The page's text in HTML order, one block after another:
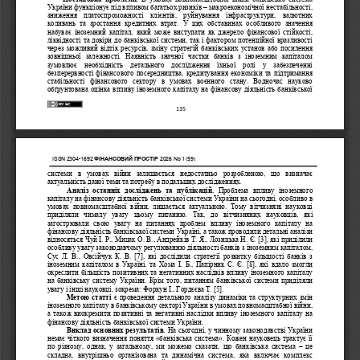
135
України функціонує під впливом багатьох ризиків – макроекономічної нестабільності,
зниження  платоспроможності  клієнтів,  руйнування  інфраструктури,  валютних
коливань  та  зростання  кредитних  втрат.  У  цих  обставинах  особливого  значення
набуває  іноземний  капітал,  який  може  виступати  як  джерело  фінансової  стійкості,
ліквідності та довіри до банківської системи, так і фактором потенційної вразливості
через можливий відтік ресурсів, зміну стратегій банківських установ або посилення
зовнішньої  залежності.  Наявність  значної  частки  банків  з  іноземним  капіталом
зумовлює  необхідність  детального  дослідження  їхньої  ролі  у  забезпеченні
безперервності фінансового посередництва, кредитування економіки та підтримання
стабільності  фінансового  сектору  в  умовах  воєнного  стану.  Водночас  науково
обґрунтована оцінка впливу іноземного капіталу на фінансову діяльність банківської
ISSN 2304-1692 ФІНАНСОВИЙ ПРОСТІР 2026 No 1 (59)
системи  в  умовах  війни  залишається  недостатньо  розробленою,  що  визначає
актуальність даної теми та потребу в подальших дослідженнях.
Аналіз  останніх  досліджень  та  публікацій.
Проблема  впливу  іноземного
капіталу на фінансову діяльність банківської системи України на сьогодні, особливо в
умовах  повномасштабної  війни,  лишається  актуальною.  Тому  вітчизняні  науковці
приділяли  чималу  увагу  цьому  питанню.  Так,  до  вітчизняних  науковців ,  які
загострювали  свою  увагу  на  питаннях  проблем  впливу  іноземного  капіталу  на
фінансову діяльність банківської системи Україні, а також проводили детальні аналізи
відносяться Чуй І. Р., Мицак О. В., Андрейків Т. Я., Лозицька Н. Є. [3], які приділили
особливу увагу законодавчому регулюванню діяльності банків з іноземним капіталом,
Сус  Л.  В.,  Овсійчук  К.  В.  [7],  які  дослідили  стратегії  розвитку  більшості  банків  з
іноземним капіталом в Україні, та Хома І. Б., Папірник С. Є. [8], які вдало змогли
окреслити більшість позитивних та негативних наслідків впливу іноземного капіталу
на банківську систему України. Крім того, питанням банківської системи приділяли
увагу і інші науковці, зокрема: Форкун І., Гордєєва Т. [5].
Метою статті є проведення детального аналізу динаміки та структурних змін
іноземного капіталу в банківському секторі України в умовах повномасштабної війни,
а також виокремити позитивні та негативні наслідки впливу іноземного капіталу на
фінансову діяльність банківської системи України.
Виклад основних результатів. На сьогодні, у чинному законодавстві України
немає чіткого визначення поняття «банківська система». Кожен науковець трактує її
по  різному,  однак,  у  загальному,  ми  можемо  сказати,  що  банківська  система – це
складна,  внутрішньо  організована  та  динамічна  система,  яка  включає  комплекс